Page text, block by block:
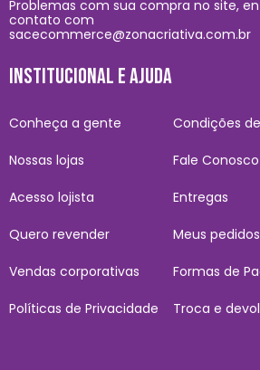
Problemas com sua compra no site,
contato com
sacecommerce@zonacriativa.com.br
INSTITUCIONAL E AJUDA
Conheça a gente
Nossas lojas
Acesso lojista
Quero revender
Vendas corporativas
Políticas de Privacidade
Condições
Fale Conosco
Entregas
Meus pedidos
Formas de
Troca e